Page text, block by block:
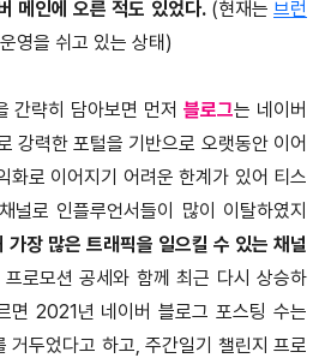
메인에 오른 적도 있었다.(현재는브런
영을 쉬고 있는 상태)
간략히 담아보면 먼저블로그는 네이버
강력한 포털을 기반으로 오랫동안 이어
화로 이어지기 어려운 한계가 있어 티스
널로 인플루언서들이 많이 이탈하였지
가장 많은 트래픽을 일으킬 수 있는 채널
로모션 공세와 함께 최근 다시 상승하
면 2021년 네이버 블로그 포스팅 수는
두었다고 하고, 주간일기 챌린지 프로